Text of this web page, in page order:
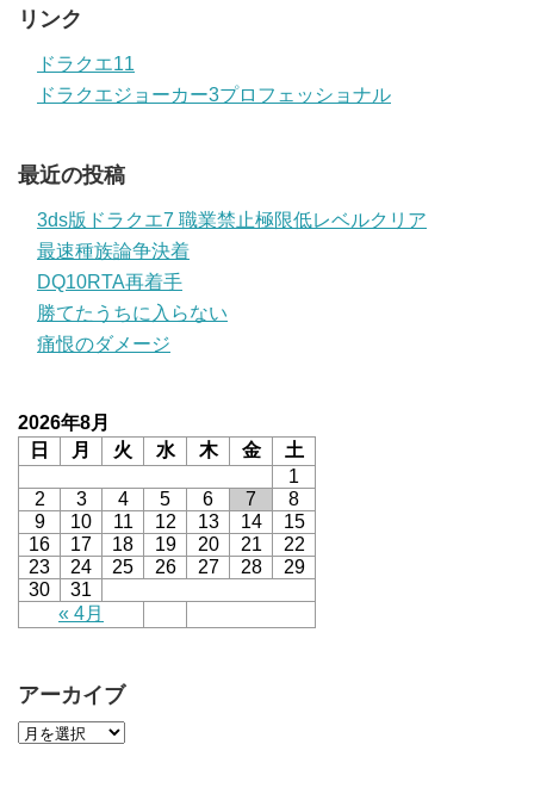
リンク
ドラクエ11
ドラクエジョーカー3プロフェッショナル
最近の投稿
3ds版ドラクエ7 職業禁止極限低レベルクリア
最速種族論争決着
DQ10RTA再着手
勝てたうちに入らない
痛恨のダメージ
2026年8月
日
月 火 水 木 金 土
« 4月
1
2
3 4 5 6 7
8
9
10 11 12 13 14
15
16
17 18 19 20 21
22
23
24 25 26 27 28
29
30
31
アーカイブ